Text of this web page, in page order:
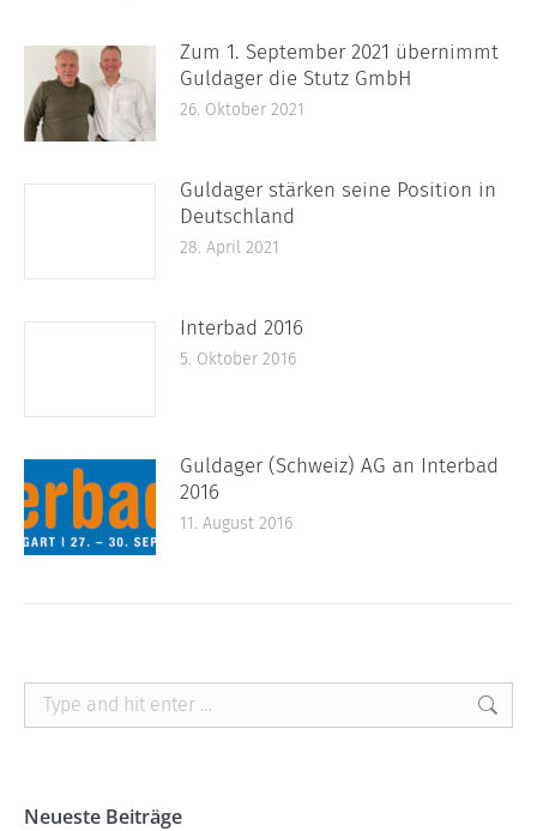
Zum 1. September 2021 übernimmt
Guldager die Stutz GmbH
26. Oktober 2021
Guldager stärken seine Position in
Deutschland
28. April 2021
Interbad 2016
5. Oktober 2016
Guldager (Schweiz) AG an Interbad
2016
11. August 2016
Search:
Neueste Beiträge